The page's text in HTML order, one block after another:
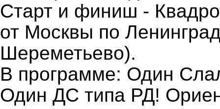
Старт и финиш -
от Москвы по
Шереметьево).
В программе: Один
Один ДС типа РД!